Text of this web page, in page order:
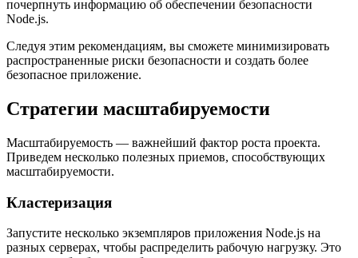
почерпнуть информацию об обеспечении безопасности
Node.js.
Следуя этим рекомендациям, вы сможете минимизировать
распространенные риски безопасности и создать более
безопасное приложение.
Стратегии масштабируемости
Масштабируемость — важнейший фактор роста проекта.
Приведем несколько полезных приемов, способствующих
масштабируемости.
Кластеризация
Запустите несколько экземпляров приложения Node.js на
разных серверах, чтобы распределить рабочую нагрузку. Это